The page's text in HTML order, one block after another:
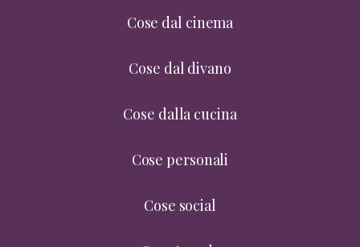
Cose dal cinema
Cose dal divano
Cose dalla cucina
Cose personali
Cose social